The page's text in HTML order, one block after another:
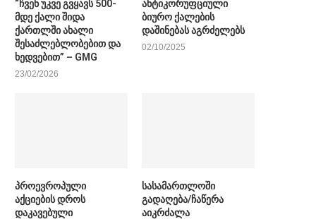
“ჩვენ უკვე გვყავს 500-
მდე ქალი შიდა
ქართლში ახალი
შესაძლებლობებით და
ხედვებით” – GMG
23/02/2026
ანტიკორუფციული
ბიურო ქალების
დაშინებას აგრძელებს
02/10/2025
პროევროპული
აქციების დროს
დაკავებული
სასამართლოში
გადაღება/ჩაწერა
აიკრძალა